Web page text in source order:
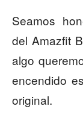
Seamos
del Amazfit
algo
encendido
original.